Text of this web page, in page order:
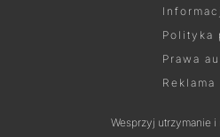
Polityka
Prawa
Reklama
Wesprzyj utrzymanie